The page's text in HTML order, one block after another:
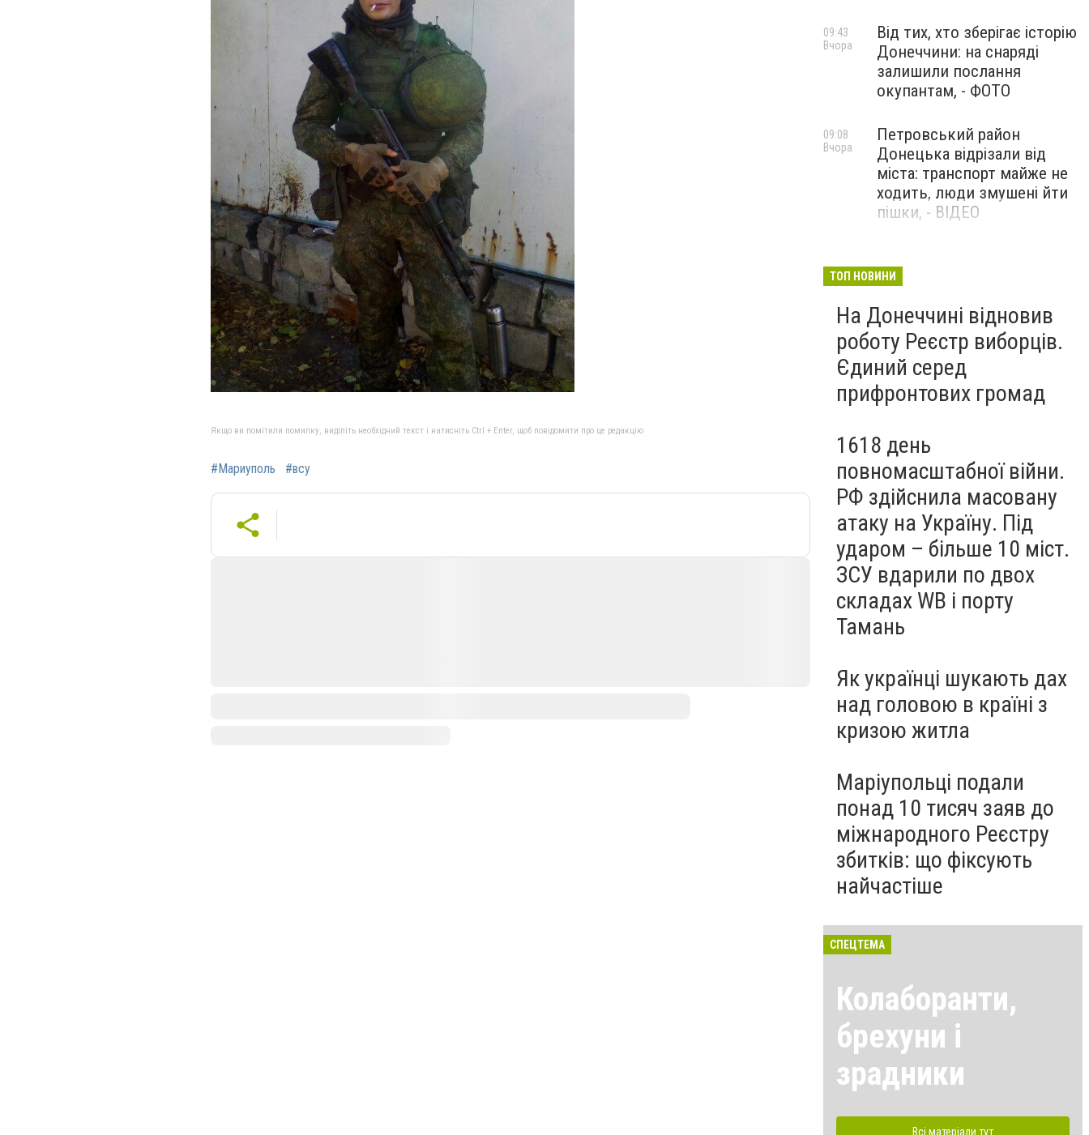
Якщо ви помітили помилку, виділіть необхідний текст і натисніть Ctrl + Enter, щоб повідомити про це редакцію
#Мариуполь #всу
Від тих, хто зберігає історію
Донеччини: на снаряді
залишили послання
окупантам, - ФОТО
09:43
Вчора
Петровський район
Донецька відрізали від
міста: транспорт майже не
ходить, люди змушені йти
пішки, - ВІДЕО
09:08
Вчора
війни. РФ вдарила
столиці. 15 людей загинули.
В Росії палають
енергопідстанції та
черговий WB
Вчора
ТОП НОВИНИ
На Донеччині відновив
роботу Реєстр виборців.
Єдиний серед
прифронтових громад
1618 день
повномасштабної війни.
РФ здійснила масовану
атаку на Україну. Під
ударом – більше 10 міст.
ЗСУ вдарили по двох
складах WB і порту
Тамань
Як українці шукають дах
над головою в країні з
кризою житла
Маріупольці подали
понад 10 тисяч заяв до
міжнародного Реєстру
збитків: що фіксують
найчастіше
СПЕЦТЕМА
Колаборанти,
брехуни і
зрадники
Всі матеріали тут